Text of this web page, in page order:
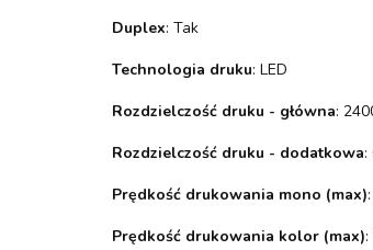
Duplex: Tak
Technologia druku: LED
Rozdzielczość druku - główna:
Rozdzielczość druku - dodatkowa:
Prędkość drukowania mono (max)
Prędkość drukowania kolor (max)